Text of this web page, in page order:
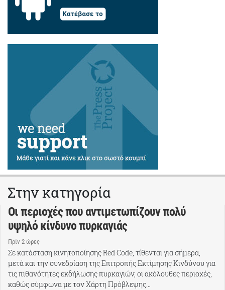
Στην κατηγορία
Οι περιοχές που αντιμετωπίζουν πολύ
υψηλό κίνδυνο πυρκαγιάς
Πρίν 2 ώρες
Σε κατάσταση κινητοποίησης Red Code, τίθενται για σήμερα,
μετά και την συνεδρίαση της Επιτροπής Εκτίμησης Κινδύνου για
τις πιθανότητες εκδήλωσης πυρκαγιών, οι ακόλουθες περιοχές,
καθώς σύμφωνα με τον Χάρτη Πρόβλεψης…